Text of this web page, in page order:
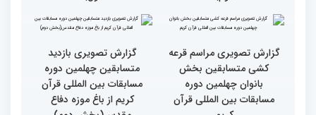
رقابت بخش برادران
چهلمین دوره مسابقات
بین‌المللی قرآن کریم(بخش
دوم)
رقابت بخش برادران
چهلمین دوره مسابقات
بین‌المللی قرآن کریم(بخش
اول)